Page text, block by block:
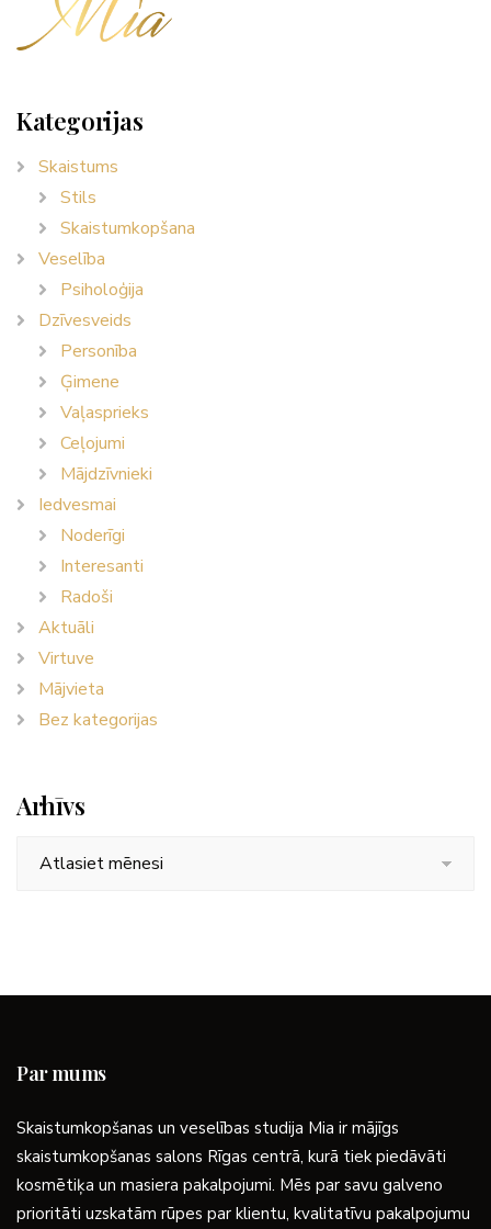
Kategorijas
Skaistums
Stils
Skaistumkopšana
Veselība
Psiholoģija
Dzīvesveids
Personība
Ģimene
Vaļasprieks
Ceļojumi
Mājdzīvnieki
Iedvesmai
Noderīgi
Interesanti
Radoši
Aktuāli
Virtuve
Mājvieta
Bez kategorijas
Arhīvs
Par mums
Skaistumkopšanas un veselības studija Mia ir mājīgs
skaistumkopšanas salons Rīgas centrā, kurā tiek piedāvāti
kosmētiķa un masiera pakalpojumi. Mēs par savu galveno
prioritāti uzskatām rūpes par klientu, kvalitatīvu pakalpojumu